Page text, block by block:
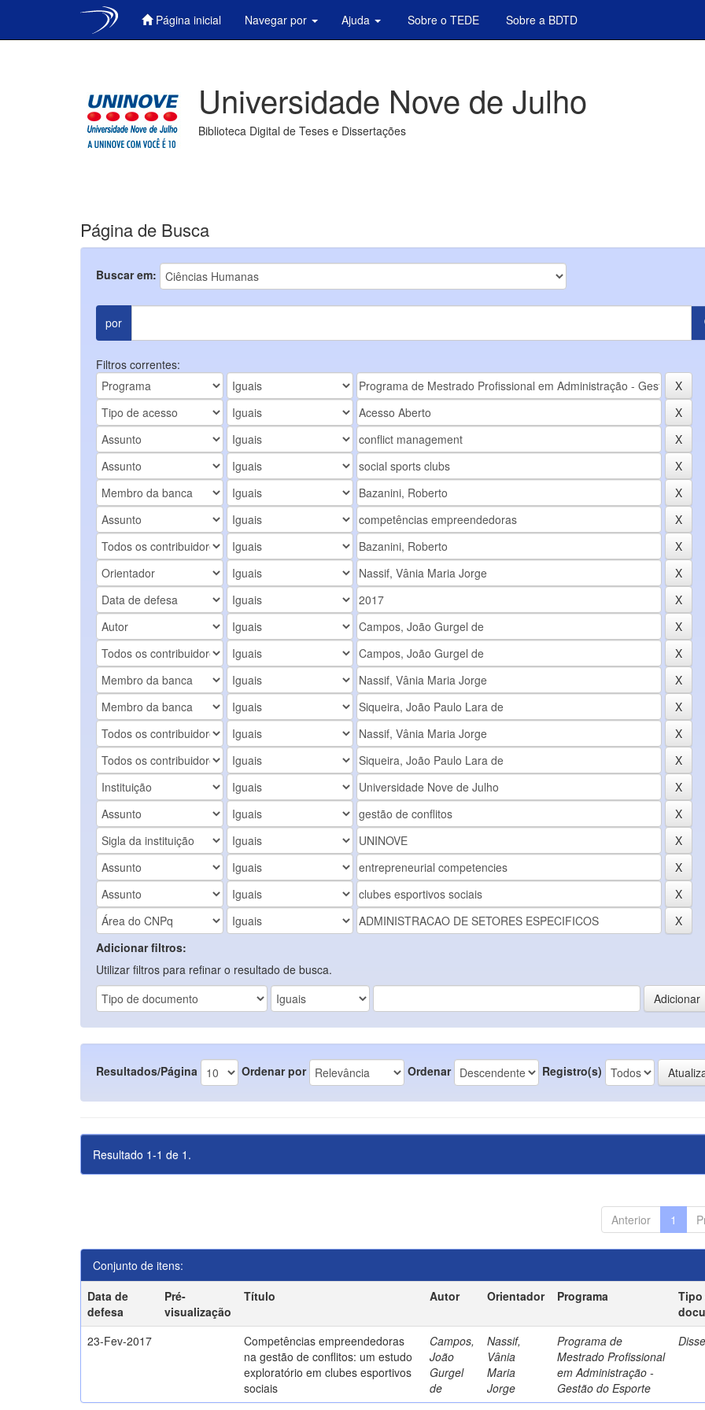
Página inicial Navegar por Ajuda Sobre o TEDE Sobre a BDTD
Universidade Nove de Julho
Biblioteca Digital de Teses e Dissertações
Página de Busca
Buscar em:
por
Filtros correntes:
Adicionar filtros:
Utilizar filtros para refinar o resultado de busca.
Resultados/Página Ordenar por Ordenar Registro(s)
Resultado 1-1 de 1.
Anterior 1
Conjunto de itens:
Data de
defesa
Pré-
visualização
Título Autor Orientador Programa
Tipo
23-Fev-2017
Competências empreendedoras
na gestão de conflitos: um estudo
exploratório em clubes esportivos
sociais
Campos,
João
Gurgel
de
Nassif,
Vânia
Maria
Jorge
Programa de
Mestrado Profissional
em Administração -
Gestão do Esporte